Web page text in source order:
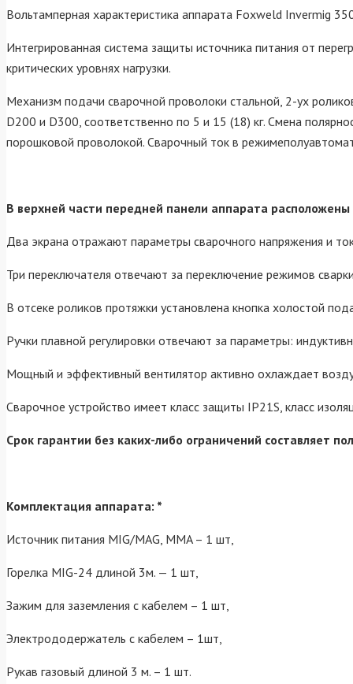
Вольтамперная характеристика аппарата Foxweld Invermig
Интегрированная система защиты источника питания от
критических уровнях нагрузки.
Механизм подачи сварочной проволоки стальной, 2-ух
D200 и D300, соответственно по 5 и 15 (18) кг. Смена
порошковой проволокой. Сварочный ток в
В верхней части передней панели аппарата
Два экрана отражают параметры сварочного напряжения и
Три переключателя отвечают за переключение режимов
В отсеке роликов протяжки установлена кнопка холостой
Ручки плавной регулировки отвечают за параметры:
Мощный и эффективный вентилятор активно охлаждает
Сварочное устройство имеет класс защиты IP21S, класс
Срок гарантии без каких-либо ограничений составляет
Комплектация аппарата: *
Источник питания MIG/MAG, MMA – 1 шт,
Горелка MIG-24 длиной 3м. — 1 шт,
Зажим для заземления с кабелем – 1 шт,
Электрододержатель с кабелем – 1шт,
Рукав газовый длиной 3 м. – 1 шт.